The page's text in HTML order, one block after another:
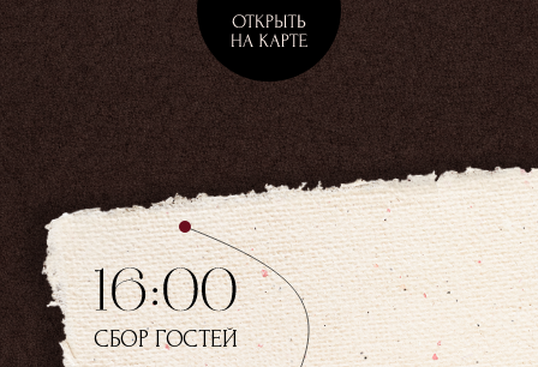
СБОР ГОСТЕЙ